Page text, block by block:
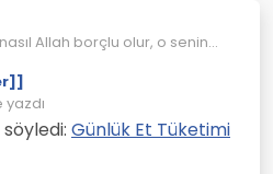
Allah borçlu olur, o senin
yerine ilk önce
değiştirmek için iyilik için
için neyinden feragat ettin,
insanlar açlıktan ölürken
Günlük Et Tüketimi